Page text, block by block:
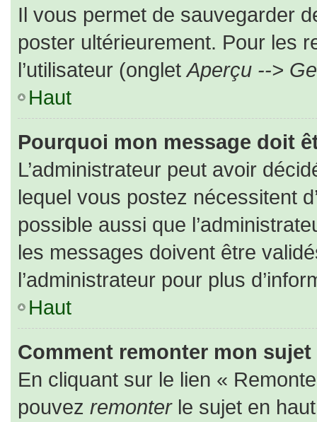
Il vous permet de sauvegarder
poster ultérieurement. Pour les
l’utilisateur (ongletAperçu -->
Haut
Pourquoi mon message doit
L’administrateur peut avoir
lequel vous postez nécessitent
possible aussi que
les messages doivent être
l’administrateur pour plus
Haut
Comment remonter mon sujet
En cliquant sur le lien «
pouvez remonterle sujet en